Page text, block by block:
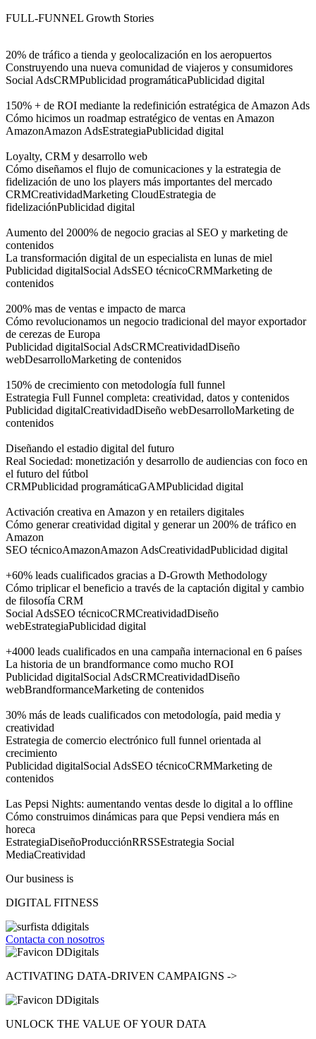
FULL-FUNNEL Growth Stories
20% de tráfico a tienda y geolocalización en los aeropuertos
Construyendo una nueva comunidad de viajeros y consumidores
Social AdsCRMPublicidad programáticaPublicidad digital
150% + de ROI mediante la redefinición estratégica de Amazon Ads
Cómo hicimos un roadmap estratégico de ventas en Amazon
AmazonAmazon AdsEstrategiaPublicidad digital
Loyalty, CRM y desarrollo web
Cómo diseñamos el flujo de comunicaciones y la estrategia de
fidelización de uno los players más importantes del mercado
CRMCreatividadMarketing CloudEstrategia de
fidelizaciónPublicidad digital
Aumento del 2000% de negocio gracias al SEO y marketing de
contenidos
La transformación digital de un especialista en lunas de miel
Publicidad digitalSocial AdsSEO técnicoCRMMarketing de
contenidos
200% mas de ventas e impacto de marca
Cómo revolucionamos un negocio tradicional del mayor exportador
de cerezas de Europa
Publicidad digitalSocial AdsCRMCreatividadDiseño
webDesarrolloMarketing de contenidos
150% de crecimiento con metodología full funnel
Estrategia Full Funnel completa: creatividad, datos y contenidos
Publicidad digitalCreatividadDiseño webDesarrolloMarketing de
contenidos
Diseñando el estadio digital del futuro
Real Sociedad: monetización y desarrollo de audiencias con foco en
el futuro del fútbol
CRMPublicidad programáticaGAMPublicidad digital
Activación creativa en Amazon y en retailers digitales
Cómo generar creatividad digital y generar un 200% de tráfico en
Amazon
SEO técnicoAmazonAmazon AdsCreatividadPublicidad digital
+60% leads cualificados gracias a D-Growth Methodology
Cómo triplicar el beneficio a través de la captación digital y cambio
de filosofía CRM
Social AdsSEO técnicoCRMCreatividadDiseño
webEstrategiaPublicidad digital
+4000 leads cualificados en una campaña internacional en 6 países
La historia de un brandformance como mucho ROI
Publicidad digitalSocial AdsCRMCreatividadDiseño
webBrandformanceMarketing de contenidos
30% más de leads cualificados con metodología, paid media y
creatividad
Estrategia de comercio electrónico full funnel orientada al
crecimiento
Publicidad digitalSocial AdsSEO técnicoCRMMarketing de
contenidos
Las Pepsi Nights: aumentando ventas desde lo digital a lo offline
Cómo construimos dinámicas para que Pepsi vendiera más en
horeca
EstrategiaDiseñoProducciónRRSSEstrategia Social
MediaCreatividad
Our business is
DIGITAL FITNESS
Contacta con nosotros
ACTIVATING DATA-DRIVEN CAMPAIGNS ->
UNLOCK THE VALUE OF YOUR DATA